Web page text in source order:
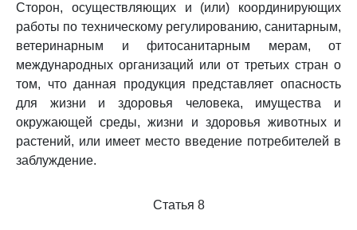
Сторон, осуществляющих и (или) координирующих
работы по техническому регулированию, санитарным,
ветеринарным и фитосанитарным мерам, от
международных организаций или от третьих стран о
том, что данная продукция представляет опасность
для жизни и здоровья человека, имущества и
окружающей среды, жизни и здоровья животных и
растений, или имеет место введение потребителей в
заблуждение.
Статья 8